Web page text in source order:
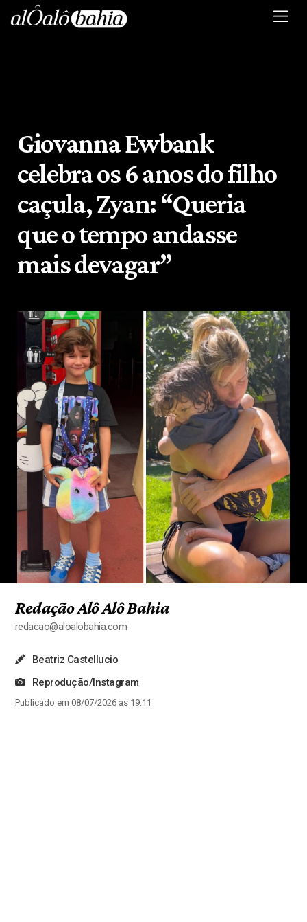
Giovanna Ewbank
celebra os 6 anos do filho
caçula, Zyan: “Queria
que o tempo andasse
mais devagar”
Redação Alô Alô Bahia
redacao@aloalobahia.com
Beatriz Castellucio
Reprodução/Instagram
Publicado em 08/07/2026 às 19:11